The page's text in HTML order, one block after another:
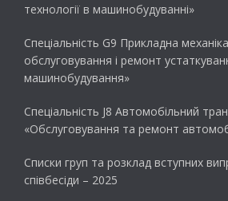
технології в машинобудуванні»
Спеціальність G9 Прикладна
обслуговування і ремонт
машинобудування»
Спеціальність J8 Автомобільний
«Обслуговування та ремонт
Списки груп та розклад вступних
співбесіди – 2025